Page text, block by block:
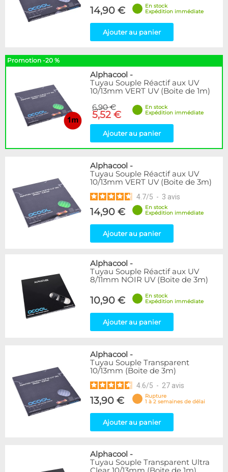
14,90 €
En stock
Expédition immédiate
Ajouter au panier
Promotion -20 %
Alphacool -
Tuyau Souple Réactif aux UV
10/13mm VERT UV (Boite de 1m)
6,90 €
5,52 €
En stock
Expédition immédiate
Ajouter au panier
Alphacool -
Tuyau Souple Réactif aux UV
10/13mm VERT UV (Boite de 3m)
4.7/5 - 3 avis
14,90 €
En stock
Expédition immédiate
Ajouter au panier
Alphacool -
Tuyau Souple Réactif aux UV
8/11mm NOIR UV (Boite de 3m)
10,90 €
En stock
Expédition immédiate
Ajouter au panier
Alphacool -
Tuyau Souple Transparent
10/13mm (Boite de 3m)
4.6/5 - 27 avis
13,90 €
Rupture
1 à 2 semaines de délai
Ajouter au panier
Alphacool -
Tuyau Souple Transparent Ultra